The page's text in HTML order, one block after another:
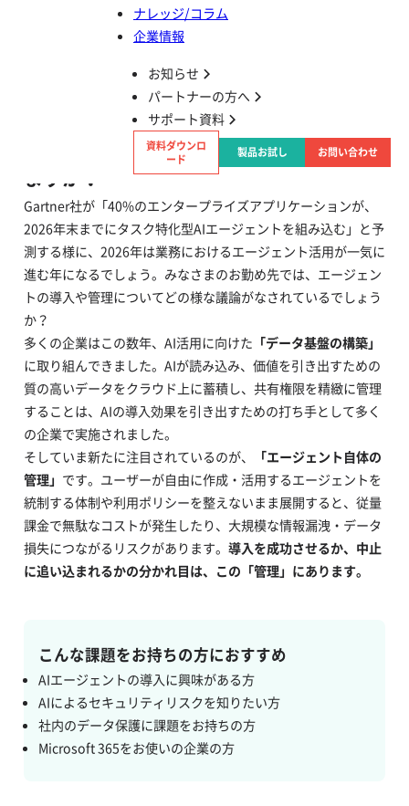
ナレッジ/コラム
企業情報
お知らせ
パートナーの方へ
サポート資料
資料ダウンロ
ード
製品お試し お問い合わせ
この記事をシェアする
タイトルとURLをコピー
AIエージェント導入の波はもう来てい
る。あなたの会社に、その”備え”はあり
ますか？
Gartner社が「40%のエンタープライズアプリケーションが、
2026年末までにタスク特化型AIエージェントを組み込む」と予
測する様に、2026年は業務におけるエージェント活用が一気に
進む年になるでしょう。みなさまのお勤め先では、エージェン
トの導入や管理についてどの様な議論がなされているでしょう
か？
多くの企業はこの数年、AI活用に向けた 「データ基盤の構築」
に取り組んできました。AIが読み込み、価値を引き出すための
質の高いデータをクラウド上に蓄積し、共有権限を精緻に管理
することは、AIの導入効果を引き出すための打ち手として多く
の企業で実施されました。
そしていま新たに注目されているのが、
「エージェント自体の
管理」 です。ユーザーが自由に作成・活用するエージェントを
統制する体制や利用ポリシーを整えないまま展開すると、従量
課金で無駄なコストが発生したり、大規模な情報漏洩・データ
損失につながるリスクがあります。 導入を成功させるか、中止
に追い込まれるかの分かれ目は、この「管理」にあります。
こんな課題をお持ちの方におすすめ
AIエージェントの導入に興味がある方
AIによるセキュリティリスクを知りたい方
社内のデータ保護に課題をお持ちの方
Microsoft 365をお使いの企業の方